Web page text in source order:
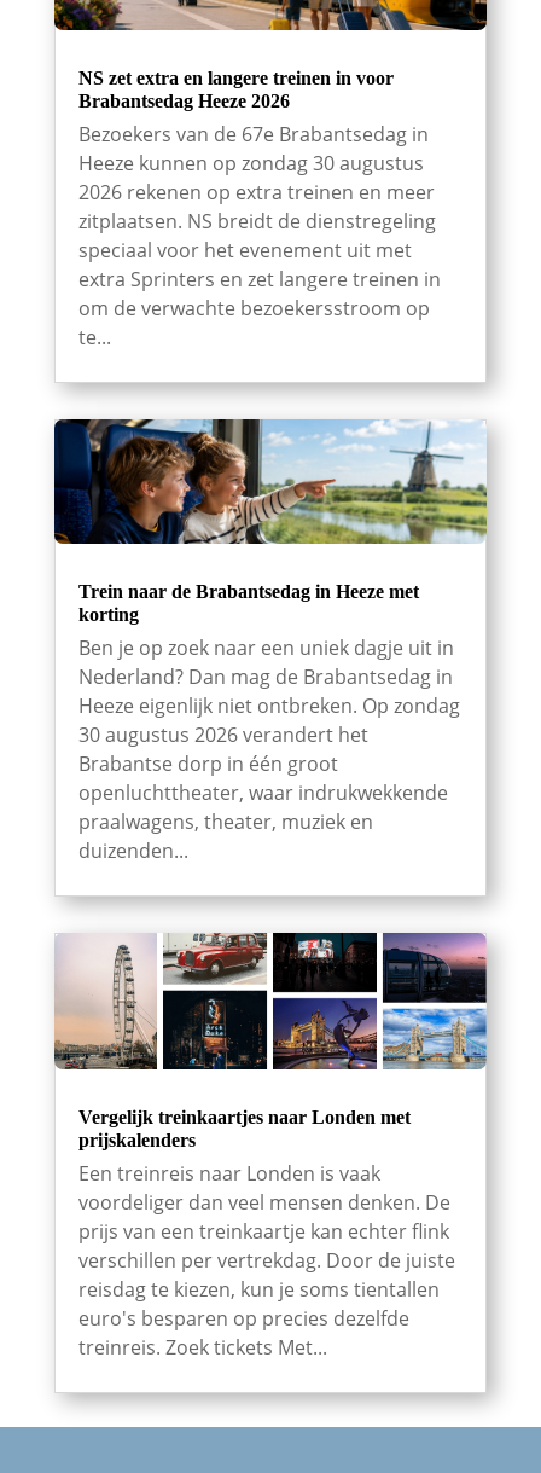
NS zet extra en langere treinen in voor
Brabantsedag Heeze 2026
Bezoekers van de 67e Brabantsedag in
Heeze kunnen op zondag 30 augustus
2026 rekenen op extra treinen en meer
zitplaatsen. NS breidt de dienstregeling
speciaal voor het evenement uit met
extra Sprinters en zet langere treinen in
om de verwachte bezoekersstroom op
te...
Trein naar de Brabantsedag in Heeze met
korting
Ben je op zoek naar een uniek dagje uit in
Nederland? Dan mag de Brabantsedag in
Heeze eigenlijk niet ontbreken. Op zondag
30 augustus 2026 verandert het
Brabantse dorp in één groot
openluchttheater, waar indrukwekkende
praalwagens, theater, muziek en
duizenden...
Vergelijk treinkaartjes naar Londen met
prijskalenders
Een treinreis naar Londen is vaak
voordeliger dan veel mensen denken. De
prijs van een treinkaartje kan echter flink
verschillen per vertrekdag. Door de juiste
reisdag te kiezen, kun je soms tientallen
euro's besparen op precies dezelfde
treinreis. Zoek tickets Met...